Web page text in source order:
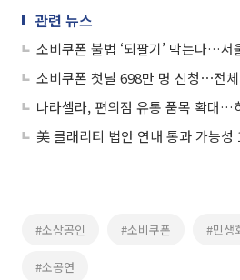
관련 뉴스
소비쿠폰 첫날 698만 명 신청⋯전
#소상공인 #소비쿠폰 #민생
#소공연